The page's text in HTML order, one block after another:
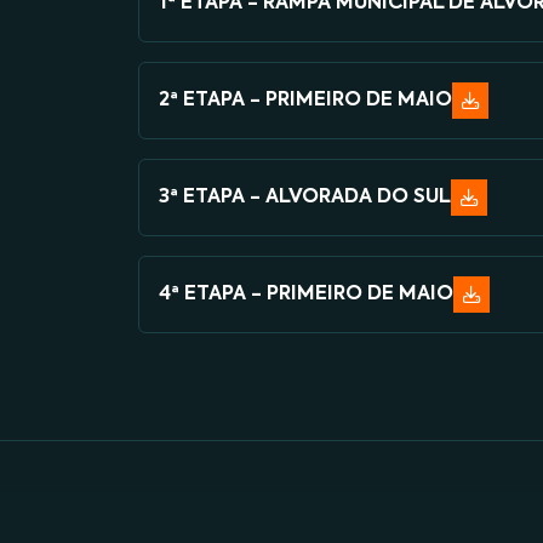
2ª ETAPA - PRIMEIRO DE MAIO
3ª ETAPA - ALVORADA DO SUL
4ª ETAPA - PRIMEIRO DE MAIO